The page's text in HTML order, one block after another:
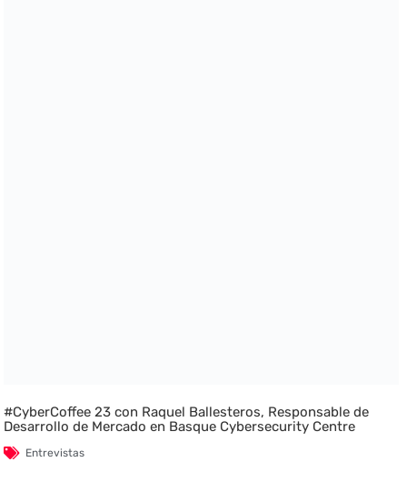
#CyberCoffee 23 con Raquel Ballesteros, Responsable de
Desarrollo de Mercado en Basque Cybersecurity Centre
Entrevistas